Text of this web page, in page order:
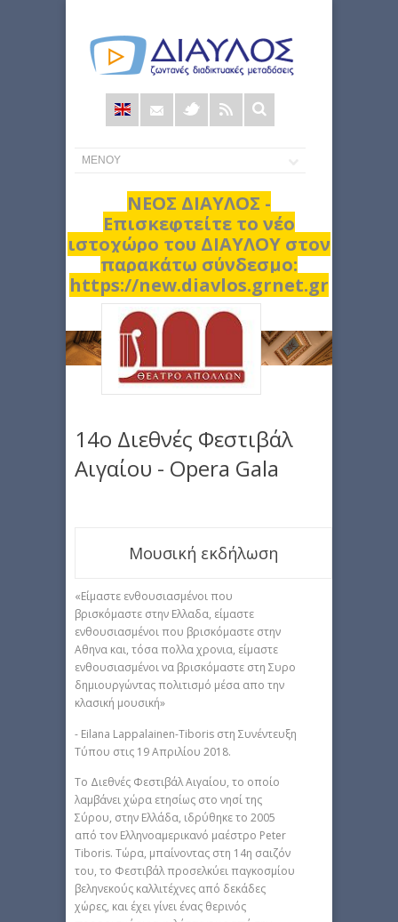
Φόρμα
αναζήτησης
ΝΕΟΣ ΔΙΑΥΛΟΣ -
Επισκεφτείτε το νέο
ιστοχώρο του ΔΙΑΥΛΟΥ στον
παρακάτω σύνδεσμο:
https://new.diavlos.grnet.gr
14ο Διεθνές Φεστιβάλ
Αιγαίου - Opera Gala
Μουσική εκδήλωση
«Είμαστε ενθουσιασμένοι που
βρισκόμαστε στην Ελλαδα, είμαστε
ενθουσιασμένοι που βρισκόμαστε στην
Αθηνα και, τόσα πολλα χρονια, είμαστε
ενθουσιασμένοι να βρισκόμαστε στη Συρο
δημιουργώντας πολιτισμό μέσα απο την
κλασική μουσική»
- Eilana Lappalainen-Tiboris στη Συνέντευξη
Τύπου στις 19 Απριλίου 2018.
Το Διεθνές Φεστιβάλ Αιγαίου, το οποίο
λαμβάνει χώρα ετησίως στο νησί της
Σύρου, στην Ελλάδα, ιδρύθηκε το 2005
από τον Ελληνοαμερικανό μαέστρο Peter
Tiboris. Τώρα, μπαίνοντας στη 14η σαιζόν
του, το Φεστιβάλ προσελκύει παγκοσμίου
βεληνεκούς καλλιτέχνες από δεκάδες
χώρες, και έχει γίνει ένας θερινός